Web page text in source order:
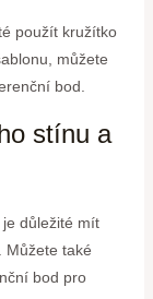
použít kružítko
můžete
bod.
stínu a
důležité mít
Můžete také
bod pro